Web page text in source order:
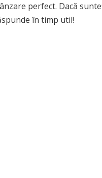
perfect. Dacă
în timp util!